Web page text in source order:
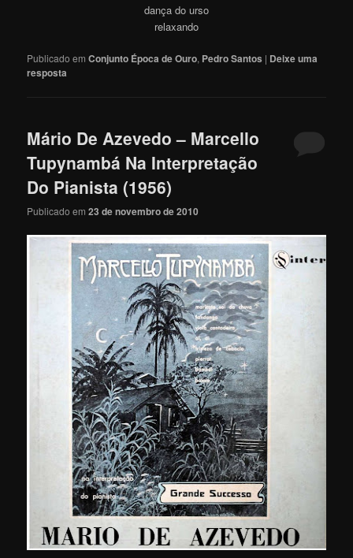
dança do urso
relaxando
Publicado em Conjunto Época de Ouro, Pedro Santos | Deixe uma
resposta
Mário De Azevedo – Marcello
Tupynambá Na Interpretação
Do Pianista (1956)
Publicado em23 de novembro de 2010